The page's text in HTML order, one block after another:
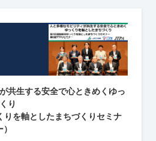
共生する安全で心ときめくゆっ
り
りを軸としたまちづくりセミナ